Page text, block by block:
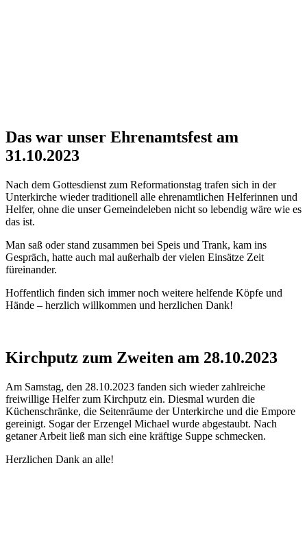
Das war unser Ehrenamtsfest am
31.10.2023
Nach dem Gottesdienst zum Reformationstag trafen sich in der
Unterkirche wieder traditionell alle ehrenamtlichen Helferinnen und
Helfer, ohne die unser Gemeindeleben nicht so lebendig wäre wie es
das ist.
Man saß oder stand zusammen bei Speis und Trank, kam ins
Gespräch, hatte auch mal außerhalb der vielen Einsätze Zeit
füreinander.
Hoffentlich finden sich immer noch weitere helfende Köpfe und
Hände – herzlich willkommen und herzlichen Dank!
Kirchputz zum Zweiten am 28.10.2023
Am Samstag, den 28.10.2023 fanden sich wieder zahlreiche
freiwillige Helfer zum Kirchputz ein. Diesmal wurden die
Küchenschränke, die Seitenräume der Unterkirche und die Empore
gereinigt. Sogar der Erzengel Michael wurde abgestaubt. Nach
getaner Arbeit ließ man sich eine kräftige Suppe schmecken.
Herzlichen Dank an alle!